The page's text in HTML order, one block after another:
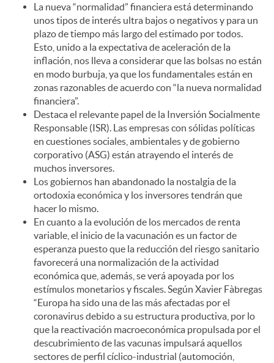
La nueva “normalidad” financiera está determinando
unos tipos de interés ultra bajos o negativos y para un
plazo de tiempo más largo del estimado por todos.
Esto, unido a la expectativa de aceleración de la
inflación, nos lleva a considerar que las bolsas no están
en modo burbuja, ya que los fundamentales están en
zonas razonables de acuerdo con “la nueva normalidad
financiera”.
Destaca el relevante papel de la Inversión Socialmente
Responsable (ISR). Las empresas con sólidas políticas
en cuestiones sociales, ambientales y de gobierno
corporativo (ASG) están atrayendo el interés de
muchos inversores.
Los gobiernos han abandonado la nostalgia de la
ortodoxia económica y los inversores tendrán que
hacer lo mismo.
En cuanto a la evolución de los mercados de renta
variable, el inicio de la vacunación es un factor de
esperanza puesto que la reducción del riesgo sanitario
favorecerá una normalización de la actividad
económica que, además, se verá apoyada por los
estímulos monetarios y fiscales. Según Xavier Fàbregas
“Europa ha sido una de las más afectadas por el
coronavirus debido a su estructura productiva, por lo
que la reactivación macroeconómica propulsada por el
descubrimiento de las vacunas impulsará aquellos
sectores de perfil cíclico-industrial (automoción,